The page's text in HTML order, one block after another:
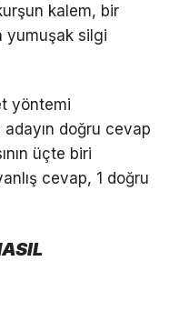
kalem, bir
yumuşak silgi
yöntemi
doğru cevap
üçte biri
cevap, 1 doğru